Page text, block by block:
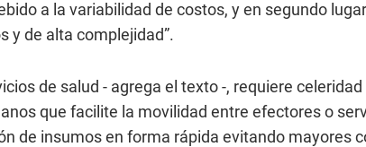
a la variabilidad de costos, y en segundo
y de alta complejidad”.
de salud - agrega el texto -, requiere celeridad
que facilite la movilidad entre efectores o
de insumos en forma rápida evitando mayores